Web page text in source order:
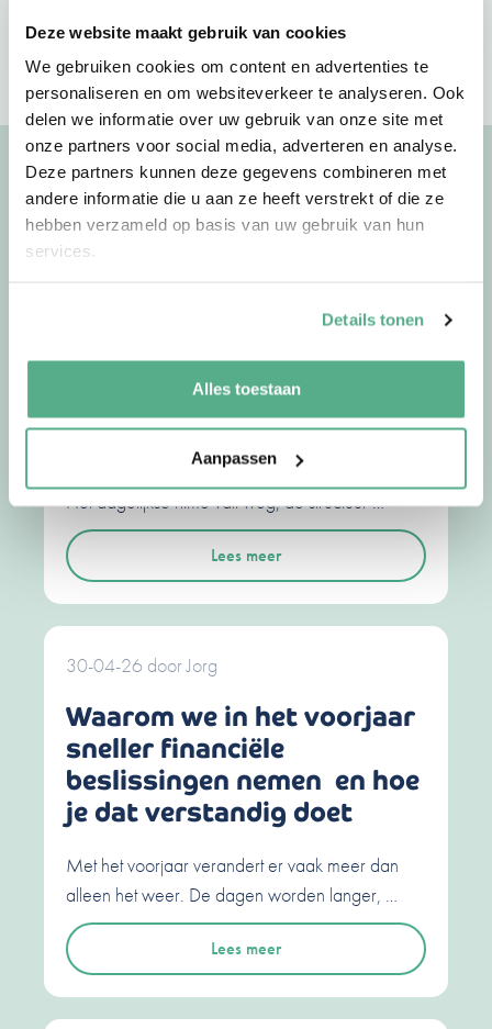
Deze website maakt gebruik van cookies
We gebruiken cookies om content en advertenties te
personaliseren en om websiteverkeer te analyseren. Ook
delen we informatie over uw gebruik van onze site met
onze partners voor social media, adverteren en analyse.
Deze partners kunnen deze gegevens combineren met
andere informatie die u aan ze heeft verstrekt of die ze
hebben verzameld op basis van uw gebruik van hun
services.
Details tonen
Alles toestaan
Aanpassen
Uitgelichte artikelen
Bekijk meer artikelen
Waarom we op vakantie
anders over geld denken
De zomer verandert meer dan alleen je agenda.
Het dagelijkse ritme valt weg, de structuur …
Lees meer
30-04-26 doorJorg
Waarom we in het voorjaar
sneller financiële
beslissingen nemen en hoe
je dat verstandig doet
Met het voorjaar verandert er vaak meer dan
alleen het weer. De dagen worden langer, …
Lees meer